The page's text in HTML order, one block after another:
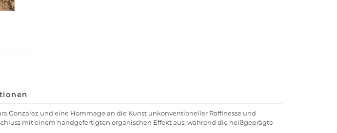
Gonzalez und eine Hommage an die Kunst unkonventioneller Raffinesse und
mit einem handgefertigten organischen Effekt aus, während die heißgeprägte